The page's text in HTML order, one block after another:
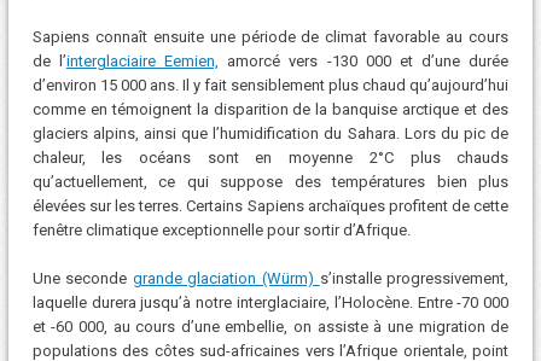
Sapiens connaît ensuite une période de climat favorable au cours
de l’interglaciaire Eemien, amorcé vers -130 000 et d’une durée
d’environ 15 000 ans. Il y fait sensiblement plus chaud qu’aujourd’hui
comme en témoignent la disparition de la banquise arctique et des
glaciers alpins, ainsi que l’humidification du Sahara. Lors du pic de
chaleur, les océans sont en moyenne 2°C plus chauds
qu’actuellement, ce qui suppose des températures bien plus
élevées sur les terres. Certains Sapiens archaïques profitent de cette
fenêtre climatique exceptionnelle pour sortir d’Afrique.
Une seconde grande glaciation (Würm) s’installe progressivement,
laquelle durera jusqu’à notre interglaciaire, l’Holocène. Entre -70 000
et -60 000, au cours d’une embellie, on assiste à une migration de
populations des côtes sud-africaines vers l’Afrique orientale, point